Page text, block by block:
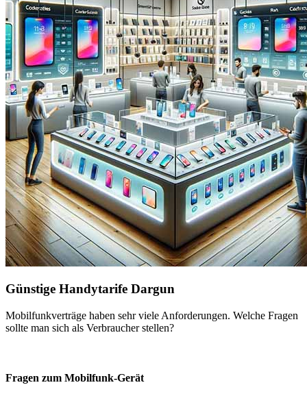
Günstige Handytarife Dargun
Mobilfunkverträge haben sehr viele Anforderungen. Welche Fragen
sollte man sich als Verbraucher stellen?
Fragen zum Mobilfunk-Gerät